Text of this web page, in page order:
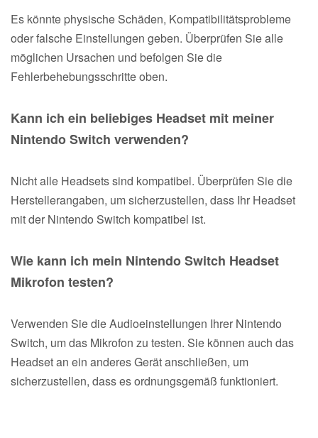
Es könnte physische Schäden, Kompatibilitätsprobleme
oder falsche Einstellungen geben. Überprüfen Sie alle
möglichen Ursachen und befolgen Sie die
Fehlerbehebungsschritte oben.
Kann ich ein beliebiges Headset mit meiner
Nintendo Switch verwenden?
Nicht alle Headsets sind kompatibel. Überprüfen Sie die
Herstellerangaben, um sicherzustellen, dass Ihr Headset
mit der Nintendo Switch kompatibel ist.
Wie kann ich mein Nintendo Switch Headset
Mikrofon testen?
Verwenden Sie die Audioeinstellungen Ihrer Nintendo
Switch, um das Mikrofon zu testen. Sie können auch das
Headset an ein anderes Gerät anschließen, um
sicherzustellen, dass es ordnungsgemäß funktioniert.